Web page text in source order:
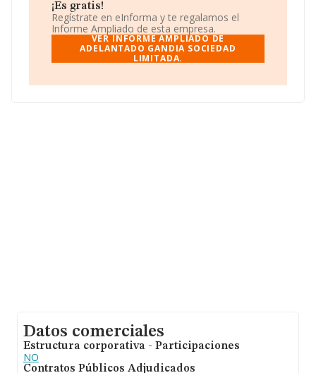
¡Es gratis!
Regístrate en eInforma y te regalamos el
Informe Ampliado de esta empresa.
VER INFORME AMPLIADO DE
ADELANTADO GANDIA SOCIEDAD
LIMITADA.
Datos comerciales
Estructura corporativa - Participaciones
NO
Contratos Públicos Adjudicados